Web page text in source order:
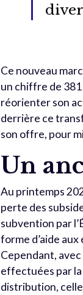
Ce nouveau
un chiffre de 381
réorienter son
derrière ce
son offre, pour
Un
Au printemps
perte des
subvention par
forme d’aide
Cependant,
effectuées par
distribution,